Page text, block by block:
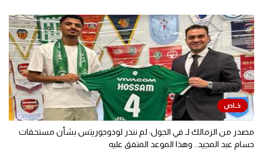
مصدر من الزمالك لـ في الجول: لم ننذر لودوجوريتس بشأن مستحقات
حسام عبد المجيد.. وهذا الموعد المتفق عليه